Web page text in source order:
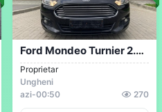
Ford Mondeo Turnier 2.0 TDCi Start-Stopp...
Proprietar
Ungheni
azi-00:50 270